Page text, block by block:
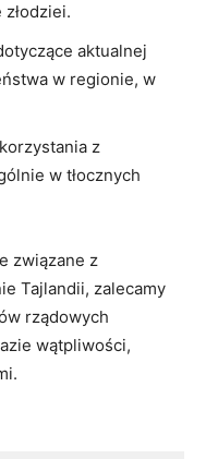
aktualnej‍
w ‍regionie, w
‍z
w tłocznych
związane z
‍Tajlandii, zalecamy
rządowych
wątpliwości,⁤